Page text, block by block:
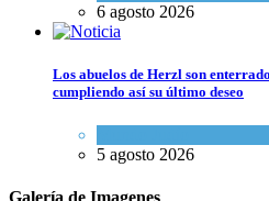
6 agosto 2026
Los abuelos de Herzl son
cumpliendo así su último deseo
5 agosto 2026